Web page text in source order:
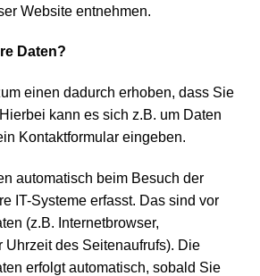
Website entnehmen.
Daten?
einen dadurch erhoben, dass Sie
kann es sich z.B. um Daten
Kontaktformular eingeben.
automatisch beim Besuch der
IT-Systeme erfasst. Das sind vor
(z.B. Internetbrowser,
Uhrzeit des Seitenaufrufs). Die
erfolgt automatisch, sobald Sie